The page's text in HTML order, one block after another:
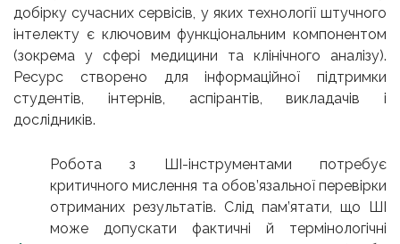
добірку сучасних сервісів, у яких технології штучного
інтелекту є ключовим функціональним компонентом
(зокрема у сфері медицини та клінічного аналізу).
Ресурс створено для інформаційної підтримки
студентів, інтернів, аспірантів, викладачів і
дослідників.
Робота з ШІ-інструментами потребує
критичного мислення та обов’язальної перевірки
отриманих результатів. Слід пам’ятати, що ШІ
може допускати фактичні й термінологічні